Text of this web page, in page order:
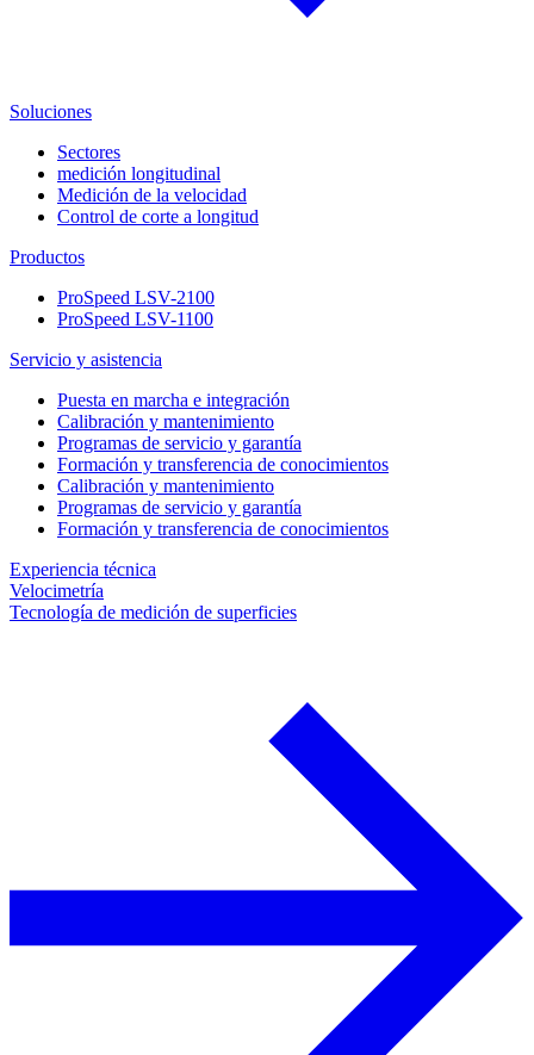
Soluciones
Sectores
medición longitudinal
Medición de la velocidad
Control de corte a longitud
Productos
ProSpeed LSV-2100
ProSpeed LSV-1100
Servicio y asistencia
Puesta en marcha e integración
Calibración y mantenimiento
Programas de servicio y garantía
Formación y transferencia de conocimientos
Calibración y mantenimiento
Programas de servicio y garantía
Formación y transferencia de conocimientos
Experiencia técnica
Velocimetría
Tecnología de medición de superficies